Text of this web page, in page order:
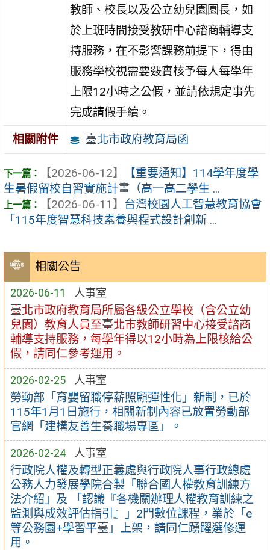
相關公告
2026-06-11 人事室
臺北市政府教育局所屬各級公立學校（含公立幼
兒園）教育人員至臺北市教師研習中心接受諮商
輔導支持服務，每學年得以12小時為上限核給公
假，請同仁參考運用。
2026-02-25 人事室
勞動部「育嬰留職停薪照顧彈性化」新制，已於
115年1月1日施行，相關新制內容已放置勞動部
官網「建構友善生養職場專區」。
2026-02-24 人事室
行政院人權及轉型正義處與行政院人事行政總處
公務人力發展學院合製「聯合國人權教育訓練方
法介紹」及 「認識『各機關辦理人權教育訓練之
監測與成效評估指引』」2門數位課程，業於「e
等公務園+學習平臺」上架，請同仁踴躍選修運
用。
教師、校長以及公立幼兒園園長，如
於上班時間接受教研中心諮商輔導支
持服務，在不影響課務前提下，得由
服務學校視需要覈實核予每人每學年
上限12小時之公假，並請依規定事先
完成請假手續。
相關附件
臺北市政府教育局函
【2026-06-12】
【重要通知】114學年度學
生暑假留校自習實施計畫（高一高二學生 ...
【2026-06-11】 台灣校園人工智慧教育協會
「115年度智慧科技素養與程式設計創新 ...